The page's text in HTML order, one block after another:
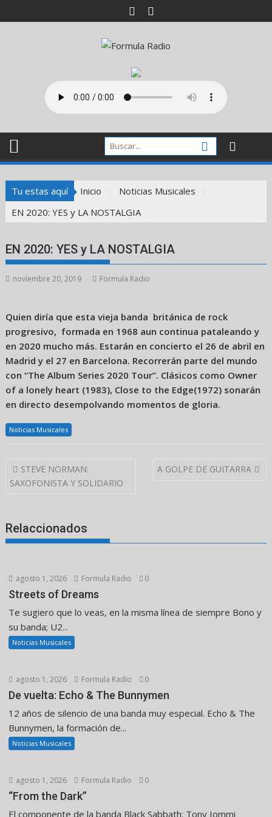
al
Tu estas aquí Inicio
Noticias Musicales
EN 2020: YES y LA NOSTALGIA
EN 2020: YES y LA NOSTALGIA
noviembre 20, 2019 Formula Radio
Quien diría que esta vieja banda británica de rock
progresivo, formada en 1968 aun continua pataleando y
en 2020 mucho más. Estarán en concierto el 26 de abril en
Madrid y el 27 en Barcelona. Recorrerán parte del mundo
con “The Album Series 2020 Tour”. Clásicos como Owner
of a lonely heart (1983), Close to the Edge(1972) sonarán
en directo desempolvando momentos de gloria.
Noticias Musicales
Navegación
de
STEVE NORMAN:
SAXOFONISTA Y SOLIDARIO
A GOLPE DE GUITARRA
Relaccionados
agosto 1, 2026 Formula Radio 0
Streets of Dreams
Te sugiero que lo veas, en la misma línea de siempre Bono y
su banda; U2...
Noticias Musicales
agosto 1, 2026 Formula Radio 0
De vuelta: Echo & The Bunnymen
12 años de silencio de una banda muy especial. Echo & The
Bunnymen, la formación de...
Noticias Musicales
agosto 1, 2026 Formula Radio 0
“From the Dark”
El componente de la banda Black Sabbath: Tony Iommi